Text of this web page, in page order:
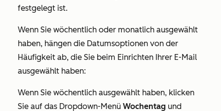
festgelegt ist.
Wenn Sie wöchentlich oder monatlich ausgewählt
haben, hängen die Datumsoptionen von der
Häufigkeit ab, die Sie beim Einrichten Ihrer E-Mail
ausgewählt haben:
Wenn Sie wöchentlich ausgewählt haben, klicken
Sie auf das Dropdown-Menü Wochentag und